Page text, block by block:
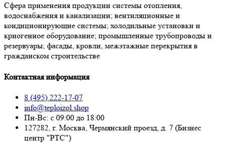
Сфера применения продукции системы отопления,
водоснабжения и канализации; вентиляционные и
кондиционирующие системы; холодильные установки и
криогенное оборудование; промышленные трубопроводы и
резервуары; фасады, кровли, межэтажные перекрытия в
гражданском строительстве
Контактная информация
8 (495) 222-17-07
info@teploizol.shop
Пн-Вс: с 09:00 до 18:00
127282, г. Москва, Чермянский проезд, д. 7 (Бизнес
центр "РТС")